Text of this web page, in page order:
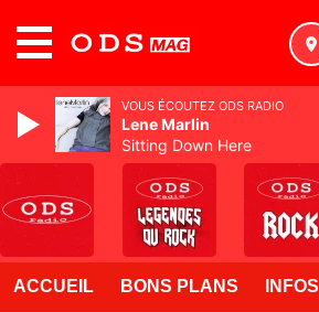
ACCUEIL BONS PLANS INFOS
VOUS ÉCOUTEZ ODS RADIO
Lene Marlin
Sitting Down Here